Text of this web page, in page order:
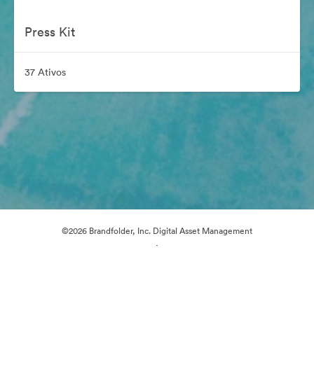
Press Kit
37 Ativos
©2026 Brandfolder, Inc. Digital Asset Management
·